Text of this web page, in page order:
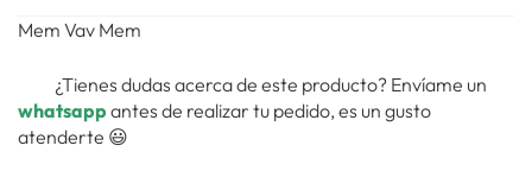
Mem Vav Mem
¿Tienes dudas acerca de este producto? Envíame un
whatsapp antes de realizar tu pedido, es un gusto
atenderte 😃